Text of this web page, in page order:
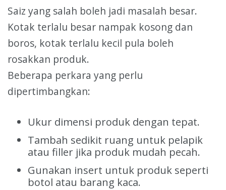
Saiz yang salah boleh jadi masalah besar.
Kotak terlalu besar nampak kosong dan
boros, kotak terlalu kecil pula boleh
rosakkan produk.
Beberapa perkara yang perlu
dipertimbangkan:
Ukur dimensi produk dengan tepat.
Tambah sedikit ruang untuk pelapik
atau filler jika produk mudah pecah.
Gunakan insert untuk produk seperti
botol atau barang kaca.